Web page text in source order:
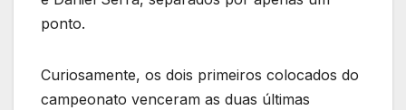
ponto.
Curiosamente, os dois primeiros colocados do
campeonato venceram as duas últimas